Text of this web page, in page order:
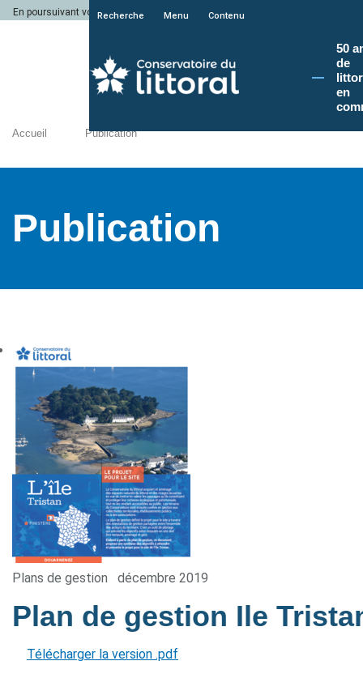
En poursuivant votre navigation sur le site du Conservatoire du littoral, vous
Recherche Menu Contenu
50
de
en
Accueil Publication
Publication
Plans de gestion décembre 2019
Plan de gestion Ile
Télécharger la version .pdf